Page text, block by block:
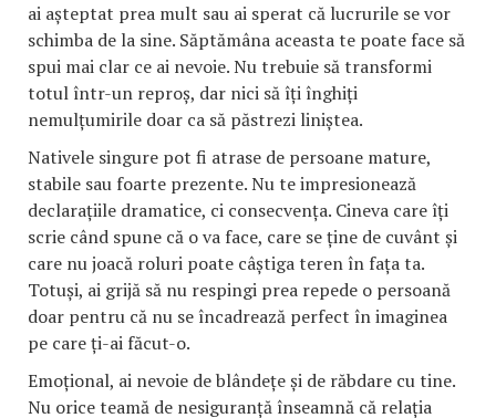
ai așteptat prea mult sau ai sperat că lucrurile se vor
schimba de la sine. Săptămâna aceasta te poate face să
spui mai clar ce ai nevoie. Nu trebuie să transformi
totul într-un reproș, dar nici să îți înghiți
nemulțumirile doar ca să păstrezi liniștea.
Nativele singure pot fi atrase de persoane mature,
stabile sau foarte prezente. Nu te impresionează
declarațiile dramatice, ci consecvența. Cineva care îți
scrie când spune că o va face, care se ține de cuvânt și
care nu joacă roluri poate câștiga teren în fața ta.
Totuși, ai grijă să nu respingi prea repede o persoană
doar pentru că nu se încadrează perfect în imaginea
pe care ți-ai făcut-o.
Emoțional, ai nevoie de blândețe și de răbdare cu tine.
Nu orice teamă de nesiguranță înseamnă că relația